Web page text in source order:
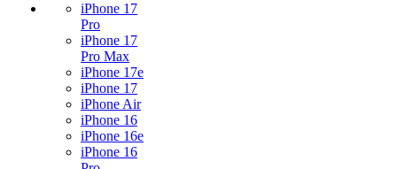
iPhone 17
Pro
iPhone 17
Pro Max
iPhone 17e
iPhone 17
iPhone Air
iPhone 16
iPhone 16e
iPhone 16